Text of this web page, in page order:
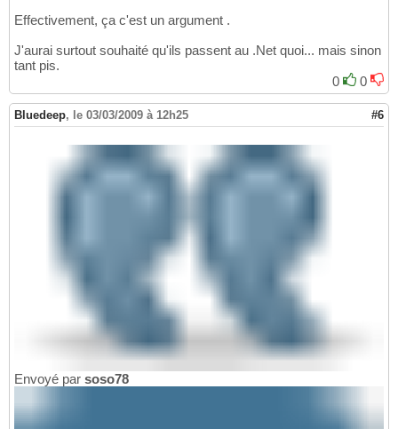
Effectivement, ça c'est un argument .
J'aurai surtout souhaité qu'ils passent au .Net quoi... mais sinon
tant pis.
0
0
Bluedeep, le 03/03/2009 à 12h25 #6
Envoyé par soso78